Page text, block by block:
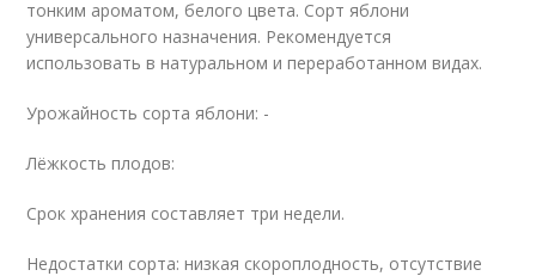
тонким ароматом, белого цвета. Сорт яблони
универсального назначения. Рекомендуется
использовать в натуральном и переработанном видах.
Урожайность сорта яблони: -
Лёжкость плодов:
Срок хранения составляет три недели.
Недостатки сорта: низкая скороплодность, отсутствие